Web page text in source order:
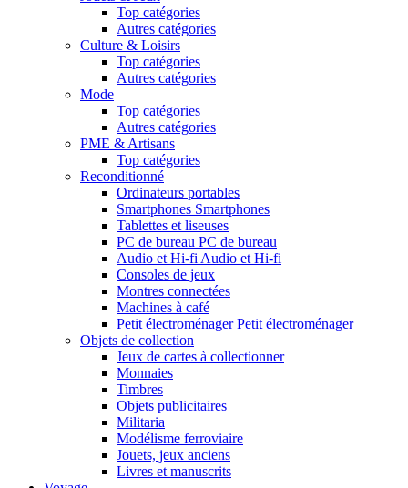
Top catégories
Autres catégories
Culture & Loisirs
Top catégories
Autres catégories
Mode
Top catégories
Autres catégories
PME & Artisans
Top catégories
Reconditionné
Ordinateurs portables
Smartphones Smartphones
Tablettes et liseuses
PC de bureau PC de bureau
Audio et Hi-fi Audio et Hi-fi
Consoles de jeux
Montres connectées
Machines à café
Petit électroménager Petit électroménager
Objets de collection
Jeux de cartes à collectionner
Monnaies
Timbres
Objets publicitaires
Militaria
Modélisme ferroviaire
Jouets, jeux anciens
Livres et manuscrits